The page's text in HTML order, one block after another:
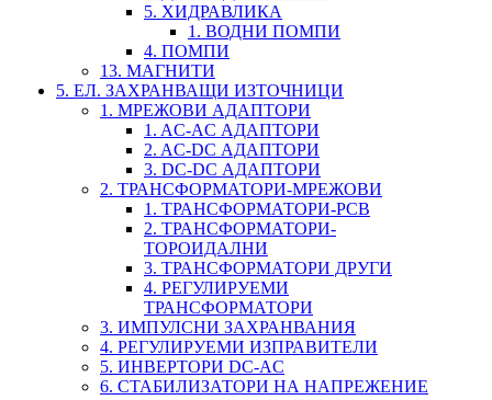
5. ХИДРАВЛИКА
1. ВОДНИ ПОМПИ
4. ПОМПИ
13. МАГНИТИ
5. ЕЛ. ЗАХРАНВАЩИ ИЗТОЧНИЦИ
1. МРЕЖОВИ АДАПТОРИ
1. AC-AC АДАПТОРИ
2. AC-DC АДАПТОРИ
3. DC-DC АДАПТОРИ
2. ТРАНСФОРМАТОРИ-МРЕЖОВИ
1. ТРАНСФОРМАТОРИ-PCB
2. ТРАНСФОРМАТОРИ-
ТОРОИДАЛНИ
3. ТРАНСФОРМАТОРИ ДРУГИ
4. РЕГУЛИРУЕМИ
ТРАНСФОРМАТОРИ
3. ИМПУЛСНИ ЗАХРАНВАНИЯ
4. РЕГУЛИРУЕМИ ИЗПРАВИТЕЛИ
5. ИНВЕРТОРИ DC-AC
6. СТАБИЛИЗАТОРИ НА НАПРЕЖЕНИЕ